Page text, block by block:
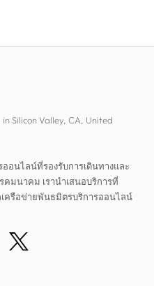
Silicon Valley, CA, United
อนไลน์ที่รองรับการเดินทางและ
มนาคม เรานำเสนอบริการที่
ครือข่ายพันธมิตรบริการออนไลน์